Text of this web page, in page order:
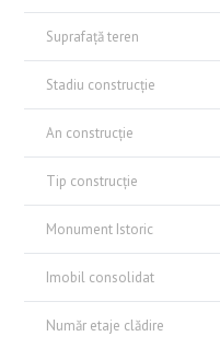
Suprafață teren
Stadiu construcție
An construcție
Tip construcție
Monument Istoric
Imobil consolidat
Număr etaje clădire